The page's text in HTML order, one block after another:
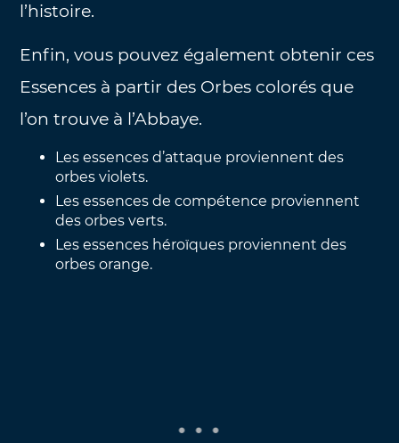
l’histoire.
Enfin, vous pouvez également obtenir ces
Essences à partir des Orbes colorés que
l’on trouve à l’Abbaye.
Les essences d’attaque proviennent des
orbes violets.
Les essences de compétence proviennent
des orbes verts.
Les essences héroïques proviennent des
orbes orange.